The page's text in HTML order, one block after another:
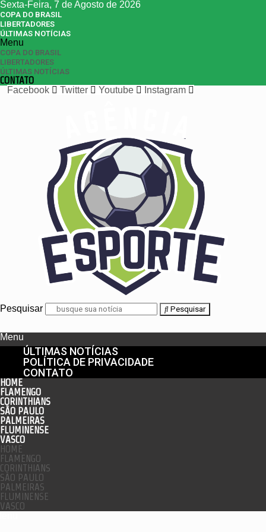
Sexta-Feira, 7 de Agosto de 2026
COPA DO BRASIL
LIBERTADORES
ÚLTIMAS NOTÍCIAS
Menu
COPA DO BRASIL
LIBERTADORES
ÚLTIMAS NOTÍCIAS
CONTATO
Facebook
Twitter Youtube Instagram
Pesquisar Pesquisar
Menu
ÚLTIMAS NOTÍCIAS
POLÍTICA DE PRIVACIDADE
CONTATO
HOME
FLAMENGO
CORINTHIANS
SÃO PAULO
PALMEIRAS
FLUMINENSE
VASCO
HOME
FLAMENGO
CORINTHIANS
SÃO PAULO
PALMEIRAS
FLUMINENSE
VASCO